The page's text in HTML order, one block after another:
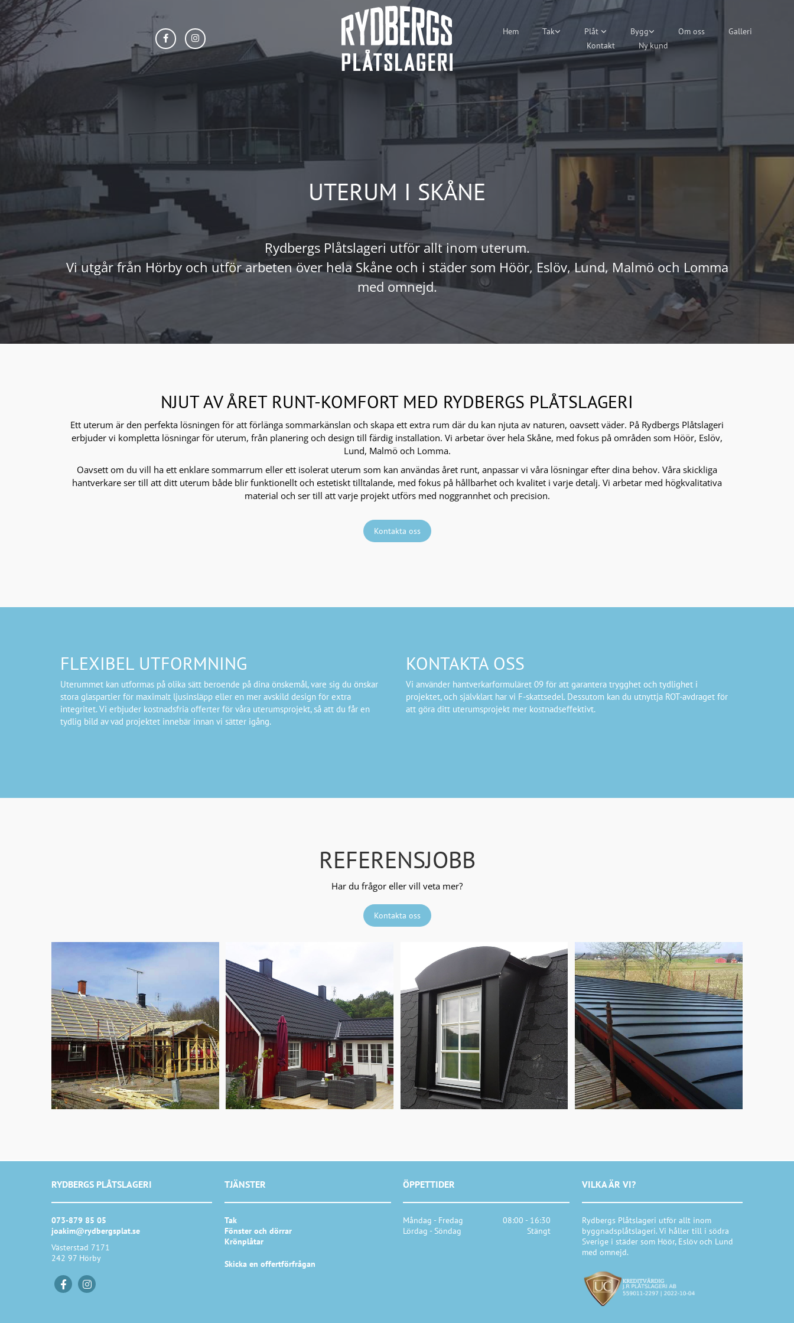
Hem Tak Plåt Bygg Om oss
Galleri
Kontakt
Ny kund
UTERUM I SKÅNE
Rydbergs Plåtslageri utför allt inom uterum.
Vi utgår från Hörby och utför arbeten över hela Skåne och i städer som Höör, Eslöv, Lund, Malmö och Lomma
med omnejd.
NJUT AV ÅRET RUNT-KOMFORT MED RYDBERGS PLÅTSLAGERI
Ett uterum är den perfekta lösningen för att förlänga sommarkänslan och skapa ett extra rum där du kan njuta av naturen, oavsett väder. På Rydbergs Plåtslageri
erbjuder vi kompletta lösningar för uterum, från planering och design till färdig installation. Vi arbetar över hela Skåne, med fokus på områden som Höör, Eslöv,
Lund, Malmö och Lomma.
Oavsett om du vill ha ett enklare sommarrum eller ett isolerat uterum som kan användas året runt, anpassar vi våra lösningar efter dina behov. Våra skickliga
hantverkare ser till att ditt uterum både blir funktionellt och estetiskt tilltalande, med fokus på hållbarhet och kvalitet i varje detalj. Vi arbetar med högkvalitativa
material och ser till att varje projekt utförs med noggrannhet och precision.
Kontakta oss
FLEXIBEL UTFORMNING
Uterummet kan utformas på olika sätt beroende på dina önskemål, vare sig du önskar
stora glaspartier för maximalt ljusinsläpp eller en mer avskild design för extra
integritet. Vi erbjuder kostnadsfria offerter för våra uterumsprojekt, så att du får en
tydlig bild av vad projektet innebär innan vi sätter igång.
KONTAKTA OSS
Vi använder hantverkarformuläret 09 för att garantera trygghet och tydlighet i
projektet, och självklart har vi F-skattsedel. Dessutom kan du utnyttja ROT-avdraget för
att göra ditt uterumsprojekt mer kostnadseffektivt.
REFERENSJOBB
Har du frågor eller vill veta mer?
Kontakta oss
RYDBERGS PLÅTSLAGERI
073-879 85 05
joakim@rydbergsplat.se
Västerstad 7171
242 97 Hörby
TJÄNSTER
Tak
Fönster och dörrar
Krönplåtar
Skicka en offertförfrågan
ÖPPETTIDER
Måndag - Fredag
08:00 - 16:30
Lördag - Söndag
Stängt
VILKA ÄR VI?
Rydbergs Plåtslageri utför allt inom
byggnadsplåtslageri. Vi håller till i södra
Sverige i städer som Höör, Eslöv och Lund
med omnejd.